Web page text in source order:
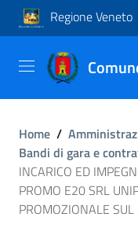
Regione Veneto
Home /
Bandi di gara e
INCARICO ED
PROMO E20 SRL
PROMOZIONALE